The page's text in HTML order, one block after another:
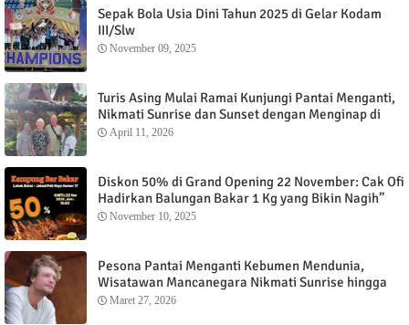
Sepak Bola Usia Dini Tahun 2025 di Gelar Kodam
III/Slw
November 09, 2025
Turis Asing Mulai Ramai Kunjungi Pantai Menganti,
Nikmati Sunrise dan Sunset dengan Menginap di
Menganti Cottage
April 11, 2026
Diskon 50% di Grand Opening 22 November: Cak Ofi
Hadirkan Balungan Bakar 1 Kg yang Bikin Nagih”
November 10, 2025
Pesona Pantai Menganti Kebumen Mendunia,
Wisatawan Mancanegara Nikmati Sunrise hingga
Sunset dari Menganti Cottage
Maret 27, 2026